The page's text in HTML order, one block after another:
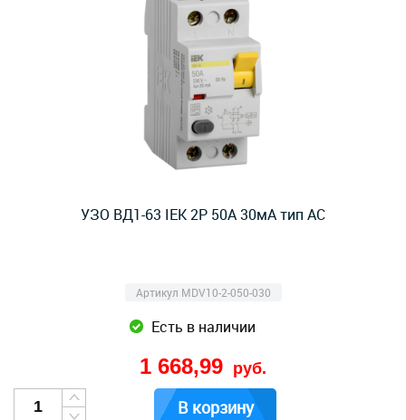
УЗО ВД1-63 IEK 2Р 50А 30мА тип AC
Артикул MDV10-2-050-030
Есть в наличии
1 668,99 руб.
В корзину